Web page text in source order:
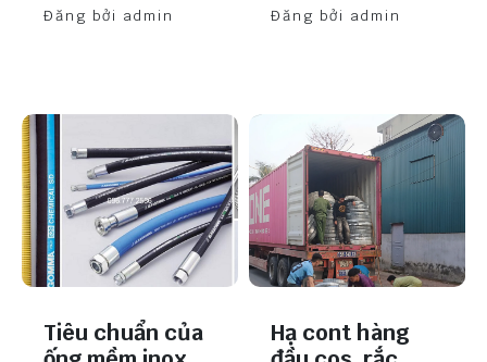
Đăng bởi admin
Đăng bởi admin
Tiêu chuẩn của
Hạ cont hàng